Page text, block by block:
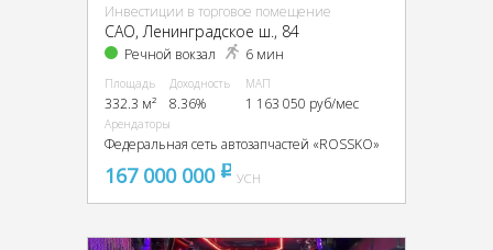
Инвестиции в торговое помещение
CАО, Ленинградское ш., 84
Речной вокзал 6 мин
Площадь
332.3 м²
Доходность
8.36%
МАП
1 163 050 руб/мес
Арендаторы
Федеральная сеть автозапчастей «ROSSKO»
167 000 000 pуб
УСН